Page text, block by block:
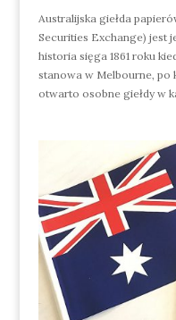
Australijska giełda
Securities Exchange) jest
historia sięga 1861 roku
stanowa w Melbourne, po
otwarto osobne giełdy w